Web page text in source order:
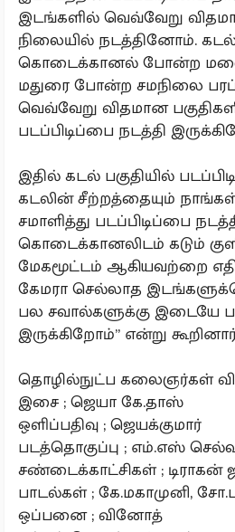
இடங்களில் வெவ்வேறு
நிலையில் நடத்தினோம். கடல்
கொடைக்கானல் போன்ற
மதுரை போன்ற சமநிலை
வெவ்வேறு விதமான
படப்பிடிப்பை நடத்தி
இதில் கடல் பகுதியில்
கடலின் சீற்றத்தையும்
சமாளித்து படப்பிடிப்பை
கொடைக்கானலிடம் கடும்
மேகமூட்டம் ஆகியவற்றை
கேமரா செல்லாத
பல சவால்களுக்கு இடையே
இருக்கிறோம்” என்று
தொழில்நுட்ப கலைஞர்கள்
இசை ; ஜெயா கே.தாஸ்
ஒளிப்பதிவு ; ஜெயக்குமார்
படத்தொகுப்பு ; எம்.எஸ்
சண்டைக்காட்சிகள் ; டிராகன்
பாடல்கள் ; கே.மகாமுனி,
ஒப்பனை ; வினோத்